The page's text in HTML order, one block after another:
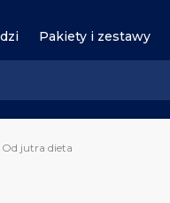
Pakiety i zestawy
Od jutra dieta